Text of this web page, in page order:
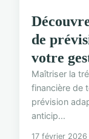
de
votre
Maîtriser la
financière de
prévision
anticip...
17 février 2026